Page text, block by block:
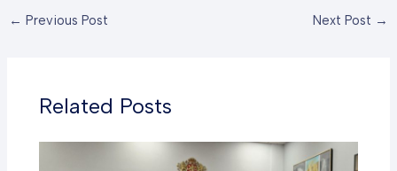
← Previous Post Next Post →
Related Posts